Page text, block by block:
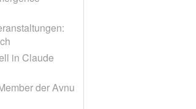
in Claude
der Avnu